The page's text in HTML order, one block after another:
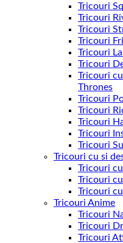
Tricouri
Tricouri
Tricouri
Tricouri
Tricouri La
Tricouri
Tricouri
Thrones
Tricouri
Tricouri
Tricouri
Tricouri
Tricouri
Tricouri cu si
Tricouri
Tricouri
Tricouri
Tricouri Anime
Tricouri
Tricouri
Tricouri